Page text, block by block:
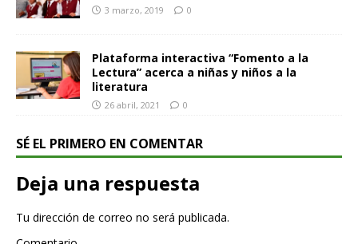
3 marzo, 2019 0
Plataforma interactiva “Fomento a la
Lectura” acerca a niñas y niños a la
literatura
26 abril, 2021 0
SÉ EL PRIMERO EN COMENTAR
Deja una respuesta
Tu dirección de correo no será publicada.